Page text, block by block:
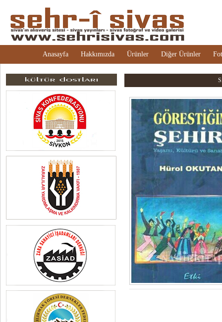
Anasayfa Hakkımızda Ürünler Diğer Ürünler